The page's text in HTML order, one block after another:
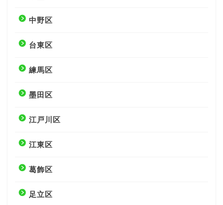
中野区
台東区
練馬区
墨田区
江戸川区
江東区
葛飾区
足立区